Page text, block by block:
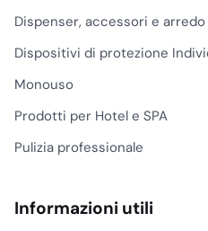
busta è un prodotto
monouso per pronto
intervento
riutilizzabile o con il
ghiaccio sintetico
raffreddamento
Dispenser, accessori e arredo
Dispositivi di protezione
Monouso
Prodotti per Hotel e SPA
Pulizia professionale
Informazioni utili